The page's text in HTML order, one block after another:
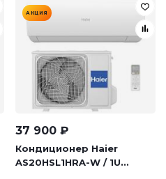
АКЦИЯ
37 900 ₽
Кондиционер Haier
AS20HSL1HRA-W / 1U...